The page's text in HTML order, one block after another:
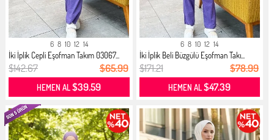
6 8 10 12 14
İki İplik Cepli Eşofman Takım 03067...
$142.67 $65.99
HEMEN AL$39.59
6 8 10 12 14
İki İplik Beli Büzgülü Eşofman Takı...
$171.21 $78.99
HEMEN AL$47.39